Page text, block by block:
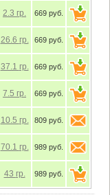
2.3 гр. 669 руб.
26.6 гр. 669 руб.
37.1 гр. 669 руб.
7.5 гр. 669 руб.
10.5 гр. 809 руб.
70.1 гр. 989 руб.
43 гр. 989 руб.